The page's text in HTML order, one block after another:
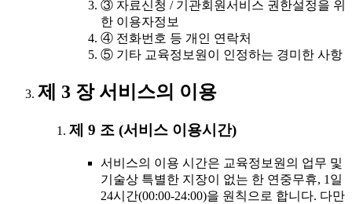
③ 자료신청 / 기관회원서비스 권한설정을 위
한 이용자정보
④ 전화번호 등 개인 연락처
⑤ 기타 교육정보원이 인정하는 경미한 사항
제 3 장 서비스의 이용
제 9 조 (서비스 이용시간)
서비스의 이용 시간은 교육정보원의 업무 및
기술상 특별한 지장이 없는 한 연중무휴, 1일
24시간(00:00-24:00)을 원칙으로 합니다. 다만